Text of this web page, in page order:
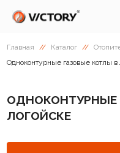
Главная // Каталог //
Одноконтурные газовые котлы в
ОДНОКОНТУРНЫЕ
ЛОГОЙСКЕ